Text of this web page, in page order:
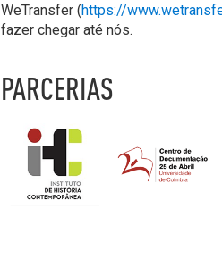
WeTransfer (https://
fazer chegar até nós.
PARCERIAS